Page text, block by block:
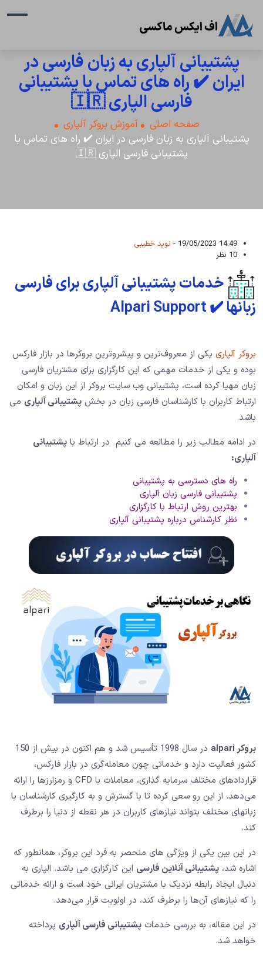
پشتیبانی آلپاری به زبان فارسی در
ایران ✔️ راه های تماس با پشتیبانی
فارسی الپاری 🇮🇷
صفحه اصلی
آموزش بروکر آلپاری
پشتیبانی آلپاری به زبان فارسی در ایران ✔️ راه های تماس با
پشتیبانی فارسی الپاری 🇮🇷
14:49 19/05/2023 -
نوید خطیبی
10 نظر
خدمات پشتیبانی آلپاری برای فارسی
زبانها ✔️ Alpari Support
بروکر آلپاری یکی از معروف‌ترین و پیشروترین بروکرها در بازار فارکس
بوده و یکی از خدمات مهمی که این کارگزاری برای مشتریان فارسی
زبان مهیا کرده است، پشتیبانی وب سایت بروکر از این زبان و امکان
ارتباط کاربران با کارشناسان فارسی زبان در بخش پشتیبانی آلپاری می
باشد.
در ادامه مطالب زیر را مطالعه می کنیم در ارتباط با پشتیبانی
آلپاری:
راه های دسترسی به پشتیبانی
پشتیبانی فارسی زبان آلپاری
بهترین روش ارتباط با کارگزاری
نظر کارشناس درباره پشتیبانی آلپاری
بروکر alpari
در سال 1998 تأسیس شد و هم اکنون در بیش از 150
کشور فعالیت دارد و خدماتی چون معامله‌گری در بازار فارکس،
قراردادهای مختلف سرمایه گذاری، معاملات با CFD و رمزارزها را ارائه
می‌دهد. از این رو سعی کرده تا با گسترش و به کارگیری کارشناسان با
زبانهای مختلف بتواند نیازهای کاربران در هر نقطه از دنیا را برطرف
کند.
در این بین یکی از ویژگی های منحصر به فرد این بروکر، همانطور که
اشاره شد، پشتیبانی آنلاین فارسی این کارگزاری می باشد. الپاری به
دنبال ایجاد رابطه نزدیک با مشتریان ایرانی خود است و ارائه خدماتی
را که نیازهای آن‌ها را برطرف کند، در اولویت قرار می‌دهد.
در این مقاله، به بررسی خدمات پشتیبانی فارسی آلپاری پرداخته
خواهد شد.